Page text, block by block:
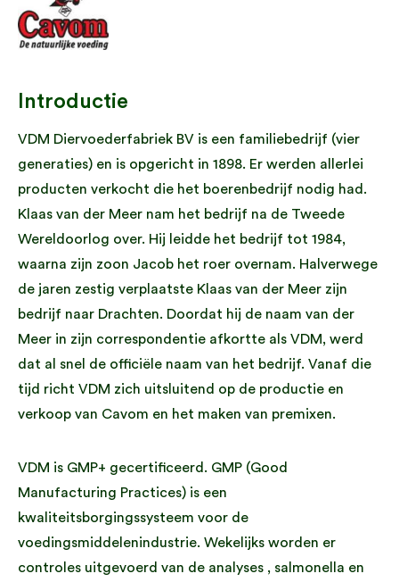
Introductie
VDM Diervoederfabriek BV is een familiebedrijf (vier
generaties) en is opgericht in 1898. Er werden allerlei
producten verkocht die het boerenbedrijf nodig had.
Klaas van der Meer nam het bedrijf na de Tweede
Wereldoorlog over. Hij leidde het bedrijf tot 1984,
waarna zijn zoon Jacob het roer overnam. Halverwege
de jaren zestig verplaatste Klaas van der Meer zijn
bedrijf naar Drachten. Doordat hij de naam van der
Meer in zijn correspondentie afkortte als VDM, werd
dat al snel de officiële naam van het bedrijf. Vanaf die
tijd richt VDM zich uitsluitend op de productie en
verkoop van Cavom en het maken van premixen.
VDM is GMP+ gecertificeerd. GMP (Good
Manufacturing Practices) is een
kwaliteitsborgingssysteem voor de
voedingsmiddelenindustrie. Wekelijks worden er
controles uitgevoerd van de analyses , salmonella en